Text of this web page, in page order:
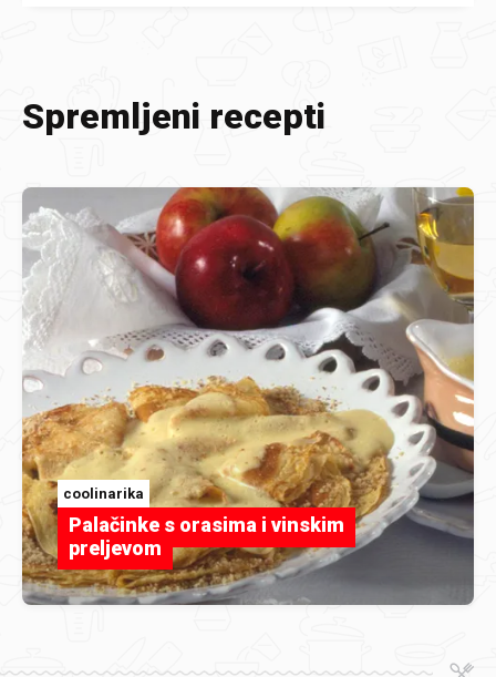
Spremljeni recepti
coolinarika
Palačinke s orasima i vinskim
preljevom